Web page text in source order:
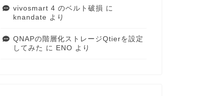
vivosmart 4 のベルト破損 に
knandate より
QNAPの階層化ストレージQtierを設定
してみた に ENO より